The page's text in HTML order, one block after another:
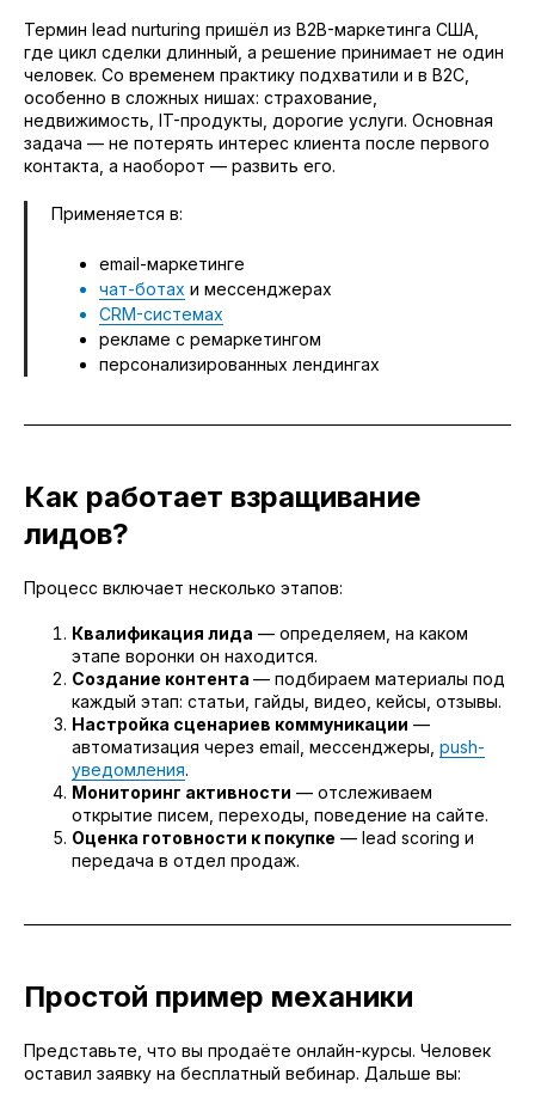
Термин lead nurturing пришёл из B2B-маркетинга США,
где цикл сделки длинный, а решение принимает не один
человек. Со временем практику подхватили и в B2C,
особенно в сложных нишах: страхование,
недвижимость, IT-продукты, дорогие услуги. Основная
задача — не потерять интерес клиента после первого
контакта, а наоборот — развить его.
Применяется в:
email-маркетинге
чат-ботах и мессенджерах
CRM-системах
рекламе с ремаркетингом
персонализированных лендингах
Как работает взращивание
лидов?
Процесс включает несколько этапов:
Квалификация лида — определяем, на каком
этапе воронки он находится.
Создание контента — подбираем материалы под
каждый этап: статьи, гайды, видео, кейсы, отзывы.
Настройка сценариев коммуникации —
автоматизация через email, мессенджеры, push-
уведомления.
Мониторинг активности — отслеживаем
открытие писем, переходы, поведение на сайте.
Оценка готовности к покупке — lead scoring и
передача в отдел продаж.
Простой пример механики
Представьте, что вы продаёте онлайн-курсы. Человек
оставил заявку на бесплатный вебинар. Дальше вы: